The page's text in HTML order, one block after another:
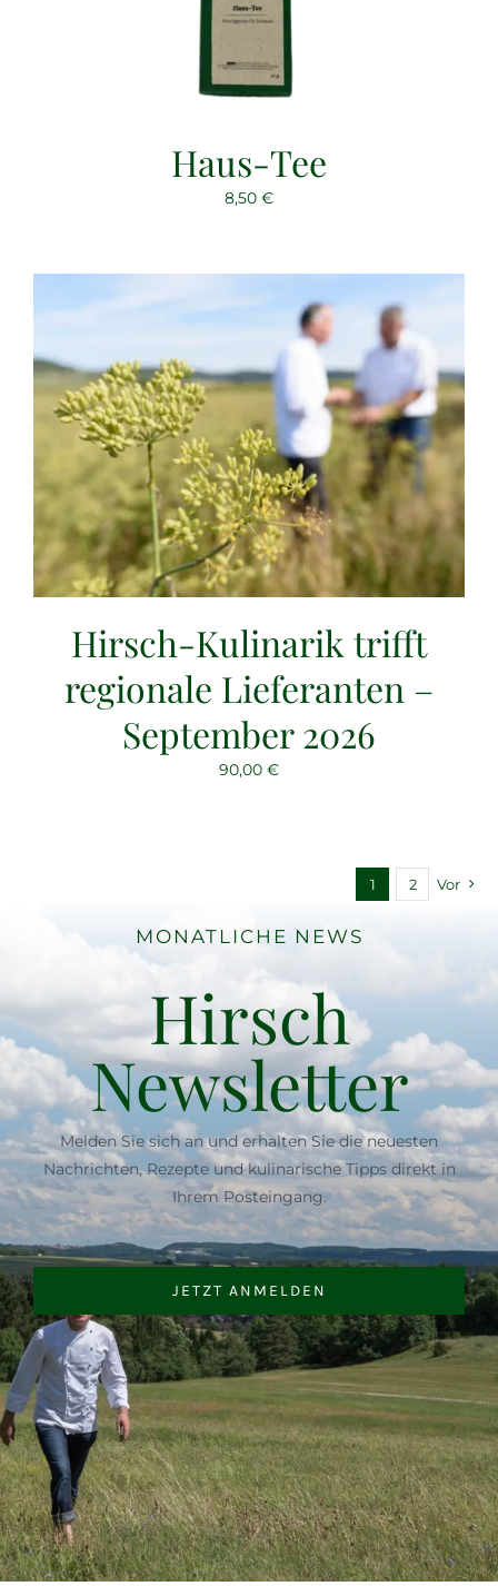
Haus-Tee
8,50 €
Hirsch-Kulinarik trifft
regionale Lieferanten –
September 2026
90,00 €
1 2 Vor
MONATLICHE NEWS
Hirsch
Newsletter
Melden Sie sich an und erhalten Sie die neuesten
Nachrichten, Rezepte und kulinarische Tipps direkt in
Ihrem Posteingang.
JETZT ANMELDEN